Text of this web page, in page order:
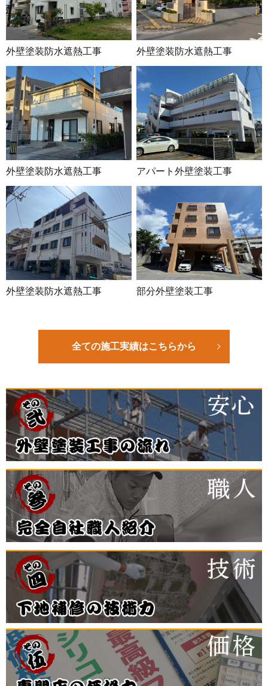
外壁塗装防水遮熱工事 外壁塗装防水遮熱工事
外壁塗装防水遮熱工事 アパート外壁塗装工事
外壁塗装防水遮熱工事 部分外壁塗装工事
全ての施工実績はこちらから